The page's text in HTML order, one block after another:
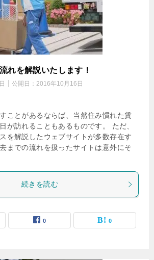
れを解説いたします！
公開日： 2016年10月16日
ことがあるならば、当然住み慣れた賃
が訪れることもあるものです。 ただ、
を解説したウェブサイトが多数存在す
までの流れを扱ったサイトは意外にそ
続きを読む
0 0